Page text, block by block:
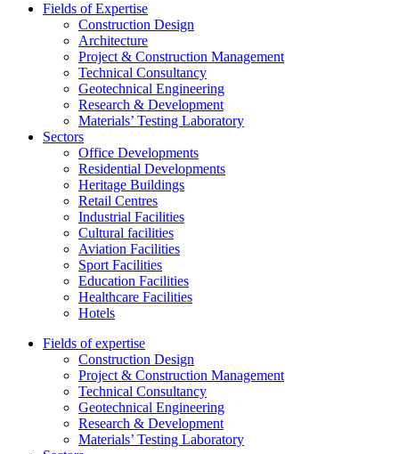
Fields of Expertise
Construction Design
Architecture
Project & Construction Management
Technical Consultancy
Geotechnical Engineering
Research & Development
Materials’ Testing Laboratory
Sectors
Office Developments
Residential Developments
Heritage Buildings
Retail Centres
Industrial Facilities
Cultural facilities
Aviation Facilities
Sport Facilities
Education Facilities
Healthcare Facilities
Hotels
Fields of expertise
Construction Design
Project & Construction Management
Technical Consultancy
Geotechnical Engineering
Research & Development
Materials’ Testing Laboratory